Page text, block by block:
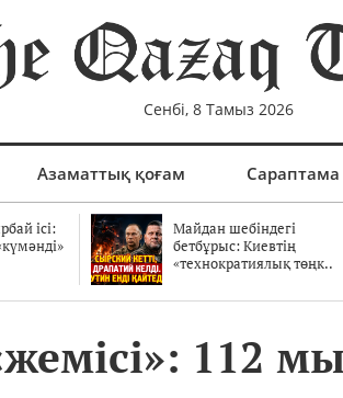
Сенбі, 8 Тамыз 2026
Азаматтық қоғам Сараптама
ісі:
Майдан шебіндегі
бетбұрыс: Киевтің
«технократиялық төңк..
112